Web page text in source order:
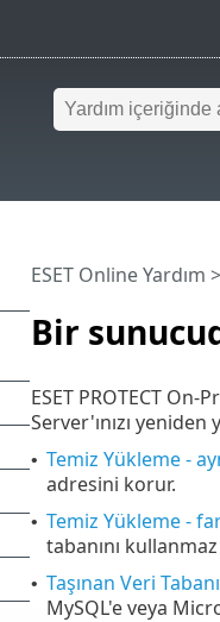
Bir
ESET Online Yardım >
ESET PROTECT
Server'ınızı
• Temiz Yükleme -
adresini korur.
• Temiz Yükleme -
tabanını
• Taşınan Veri
MySQL'e veya